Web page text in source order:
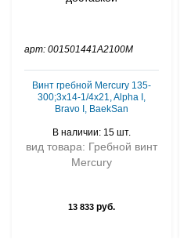
арт: 001501441A2100M
Винт гребной Mercury 135-
300;3x14-1/4x21, Alpha I,
Bravo I, BaekSan
В наличии: 15 шт.
вид товара: Гребной винт
Mercury
13 833 руб.